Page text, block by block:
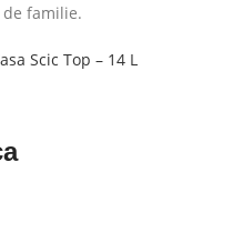
familie.
Scic Top – 14 L